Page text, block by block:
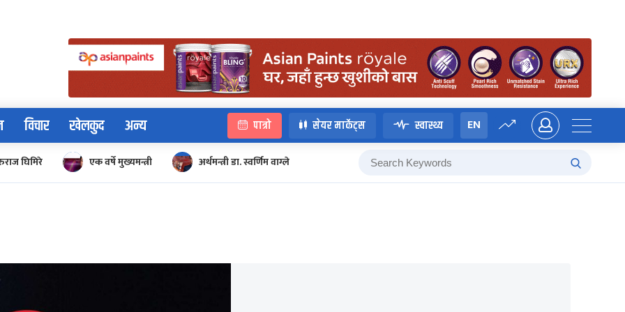
विचार खेलकुद अन्य पात्रो सेयर मार्केट्स स्वास्थ्य EN
घिमिरे एक वर्षे मुख्यमन्त्री अर्थमन्त्री डा. स्वर्णिम वाग्ले